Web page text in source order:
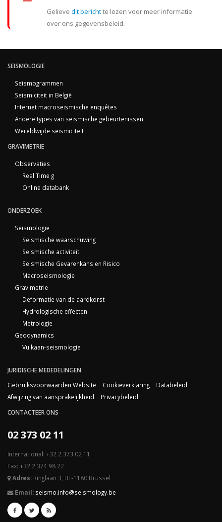
Gelieve dit berichtte lezen voor meer informatie
over ons gegevensbeleid.
SEISMOLOGIE
Seismogrammen
Seismiciteit in België
Internet macroseismische enquêtes
Andere types van seismische gebeurtenissen
Wereldwijde seismiciteit
GRAVIMETRIE
Observaties
Real Time g
Online databank
ONDERZOEK
Seismologie
Seismische waarschuwing
Seismische activiteit
Seismische Gevarenkans en Risico
Macroseismologie
Gravimetrie
Deformatie van de aardkorst
Hydrologische effecten
Metrologie
Geodynamics
Vulkaan-seismologie
JURIDISCHE MEDEDELINGEN
Gebruiksvoorwaarden Website
Cookieverklaring
Databeleid
Afwijzing van aansprakelijkheid
Privacybeleid
CONTACTEER ONS
02 373 02 11
International: +32 2 373 02 11
Fax: +32 2 374 98 22
Adres: Ringlaan 3, BE-1180 Brussel
Email: seismo.info@seismology.be